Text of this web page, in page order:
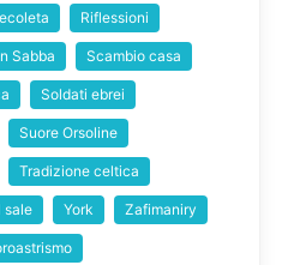
Riflessioni
Sabba Scambio casa
Soldati ebrei
Suore Orsoline
Tradizione celtica
sale York Zafimaniry